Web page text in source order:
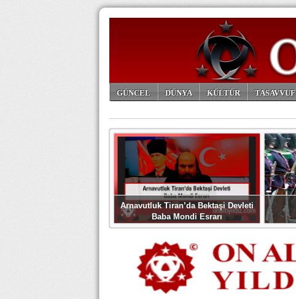
GÜNCEL DÜNYA KÜLTÜR TASAVVUF
Arnavutluk Tiran’da Bektaşi Devleti
Baba Mondi Esrarı